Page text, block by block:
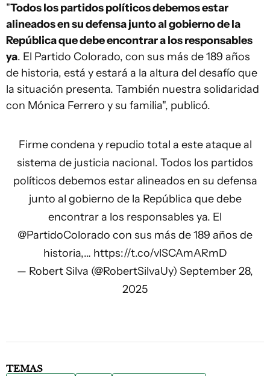
"Todos los partidos políticos debemos estar
alineados en su defensa junto al gobierno de la
República que debe encontrar a los responsables
ya. El Partido Colorado, con sus más de 189 años
de historia, está y estará a la altura del desafío que
la situación presenta. También nuestra solidaridad
con Mónica Ferrero y su familia", publicó.
Firme condena y repudio total a este ataque al
sistema de justicia nacional. Todos los partidos
políticos debemos estar alineados en su defensa
junto al gobierno de la República que debe
encontrar a los responsables ya. El
@PartidoColorado con sus más de 189 años de
historia,… https://t.co/vlSCAmARmD
— Robert Silva (@RobertSilvaUy) September 28,
2025
TEMAS